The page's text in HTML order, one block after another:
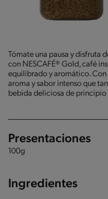
Tómate una pausa y disfruta
con NESCAFÉ® Gold, café
equilibrado y aromático. Con
aroma y sabor intenso que
bebida deliciosa de principio
Presentaciones
100g
Ingredientes